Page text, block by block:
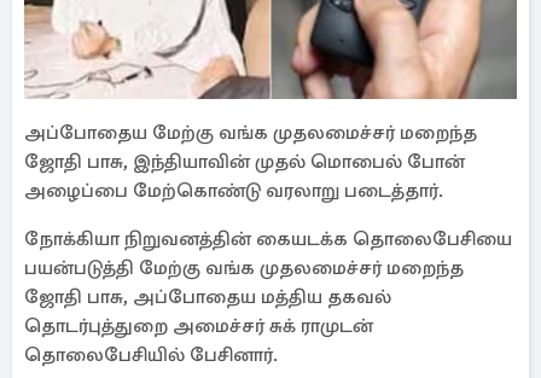
அப்போதைய மேற்கு வங்க முதலமைச்சர் மறைந்த
ஜோதி பாசு, இந்தியாவின் முதல் மொபைல் போன்
அழைப்பை மேற்கொண்டு வரலாறு படைத்தார்.
நோக்கியா நிறுவனத்தின் கையடக்க தொலைபேசியை
பயன்படுத்தி மேற்கு வங்க முதலமைச்சர் மறைந்த
ஜோதி பாசு, அப்போதைய மத்திய தகவல்
தொடர்புத்துறை அமைச்சர் சுக் ராமுடன்
தொலைபேசியில் பேசினார்.